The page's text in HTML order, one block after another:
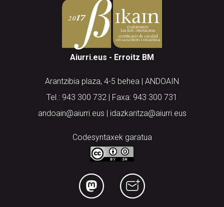
Aiurri.eus - Erroitz BM
Arantzibia plaza, 4-5 behea | ANDOAIN
Tel.: 943 300 732 | Faxa: 943 300 731
andoain@aiurri.eus | idazkaritza@aiurri.eus
Codesyntaxek garatua